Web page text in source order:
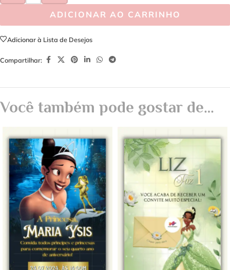
ADICIONAR AO CARRINHO
Adicionar à Lista de Desejos
Compartilhar:
Você também pode gostar de…